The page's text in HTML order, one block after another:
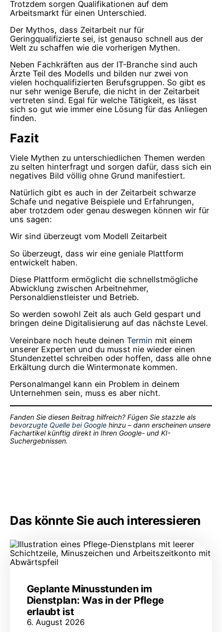
Trotzdem sorgen Qualifikationen auf dem
Arbeitsmarkt für einen Unterschied.
Der Mythos, dass Zeitarbeit nur für
Geringqualifizierte sei, ist genauso schnell aus der
Welt zu schaffen wie die vorherigen Mythen.
Neben Fachkräften aus der IT-Branche sind auch
Ärzte Teil des Modells und bilden nur zwei von
vielen hochqualifizierten Berufsgruppen. So gibt es
nur sehr wenige Berufe, die nicht in der Zeitarbeit
vertreten sind. Egal für welche Tätigkeit, es lässt
sich so gut wie immer eine Lösung für das Anliegen
finden.
Fazit
Viele Mythen zu unterschiedlichen Themen werden
zu selten hinterfragt und sorgen dafür, dass sich ein
negatives Bild völlig ohne Grund manifestiert.
Natürlich gibt es auch in der Zeitarbeit schwarze
Schafe und negative Beispiele und Erfahrungen,
aber trotzdem oder genau deswegen können wir für
uns sagen:
Wir sind überzeugt vom Modell Zeitarbeit
So überzeugt, dass wir eine geniale Plattform
entwickelt haben.
Diese Plattform ermöglicht die schnellstmögliche
Abwicklung zwischen Arbeitnehmer,
Personaldienstleister und Betrieb.
So werden sowohl Zeit als auch Geld gespart und
bringen deine Digitalisierung auf das nächste Level.
Vereinbare noch heute deinen Termin mit einem
unserer Experten und du musst nie wieder einen
Stundenzettel schreiben oder hoffen, dass alle ohne
Erkältung durch die Wintermonate kommen.
Personalmangel kann ein Problem in deinem
Unternehmen sein, muss es aber nicht.
Fanden Sie diesen Beitrag hilfreich? Fügen Sie stazzle als
bevorzugte Quelle bei Google hinzu – dann erscheinen unsere
Fachartikel künftig direkt in Ihren Google- und KI-
Suchergebnissen.
Das könnte Sie auch interessieren
Geplante Minusstunden im
Dienstplan: Was in der Pflege
erlaubt ist
6. August 2026